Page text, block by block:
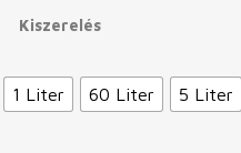
Kiszerelés
1 Liter 60 Liter 5 Liter